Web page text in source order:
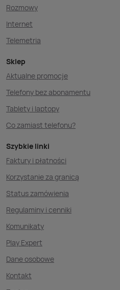
Rozmowy
Internet
Telemetria
Sklep
Aktualne promocje
Telefony bez abonamentu
Tablety i laptopy
Co zamiast telefonu?
Szybkie linki
Faktury i płatności
Korzystanie za granicą
Status zamówienia
Regulaminy i cenniki
Komunikaty
Play Expert
Dane osobowe
Kontakt